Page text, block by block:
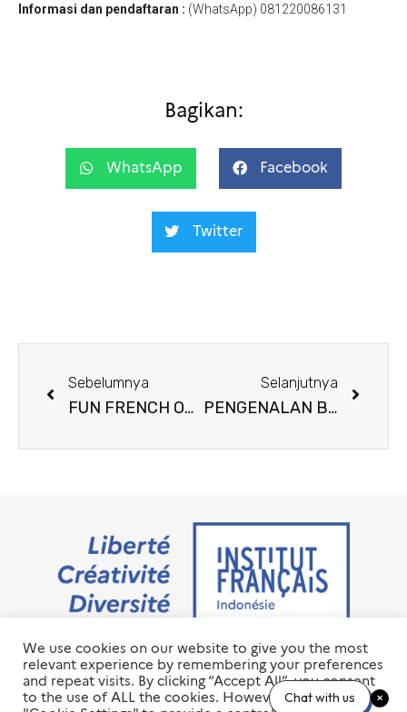
Informasi dan pendaftaran : (WhatsApp) 081220086131
Bagikan:
WhatsApp Facebook
Twitter
Sebelumnya
FUN FRENCH ON WEEKDAY
Selanjutnya
PENGENALAN BAHASA PRANCIS UNTUK ANAK-ANAK
Jalan M.H. Thamrin No. 20 Jakarta Pusat 10350
+6221 23 55 79 00
info@ifi-id.com
We use cookies on our website to give you the most
relevant experience by remembering your preferences
and repeat visits. By clicking “Accept All”, you consent
to the use of ALL the cookies. However, you may visit
Chat with us